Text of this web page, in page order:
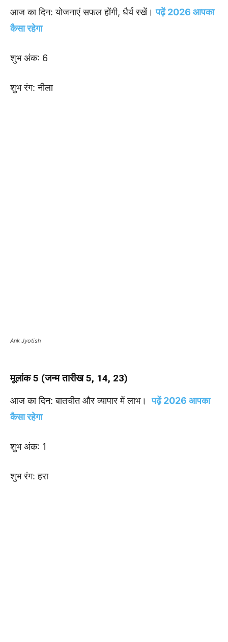
आज का दिन: योजनाएं सफल होंगी, धैर्य रखें।पढ़ें 2026 आपका
कैसा रहेगा
शुभ अंक: 6
शुभ रंग: नीला
Ank Jyotish
मूलांक 5 (जन्म तारीख 5, 14, 23)
आज का दिन: बातचीत और व्यापार में लाभ।
पढ़ें 2026 आपका
कैसा रहेगा
शुभ अंक: 1
शुभ रंग: हरा